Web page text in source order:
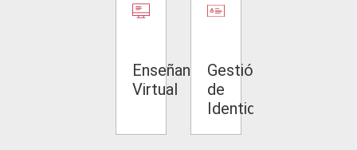
Enseñanza
Virtual
Gestión
de
Identidad